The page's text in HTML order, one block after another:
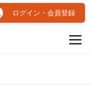
ログイン・会員登録